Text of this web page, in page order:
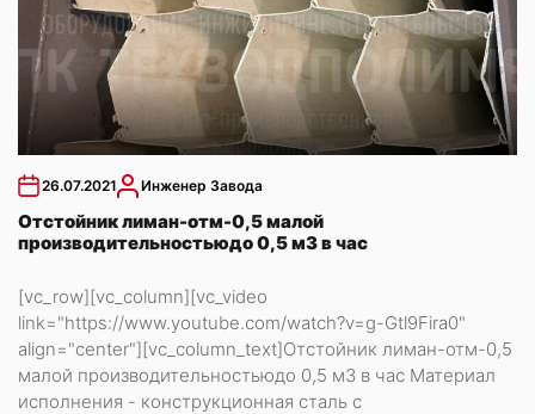
26.07.2021 Инженер Завода
Отстойник лиман-отм-0,5 малой
производительностьюдо 0,5 м3 в час
[vc_row][vc_column][vc_video
link="https://www.youtube.com/watch?v=g-Gtl9Fira0"
align="center"][vc_column_text]Отстойник лиман-отм-0,5
малой производительностьюдо 0,5 м3 в час Материал
исполнения - конструкционная сталь с